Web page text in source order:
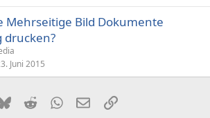
Mehrseitige Bild Dokumente
drucken?
Juni 2015
BlueskyRedditWhatsApp
E-MailLink